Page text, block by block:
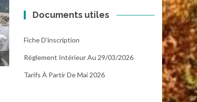
Documents utiles
Fiche D'inscription
Réglement Intérieur Au 29/03/2026
Tarifs À Partir De Mai 2026